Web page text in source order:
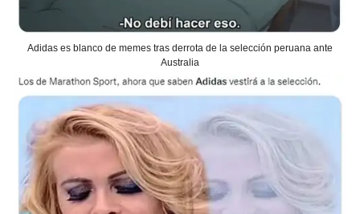
Adidas es blanco de memes tras derrota de la selección peruana ante
Australia